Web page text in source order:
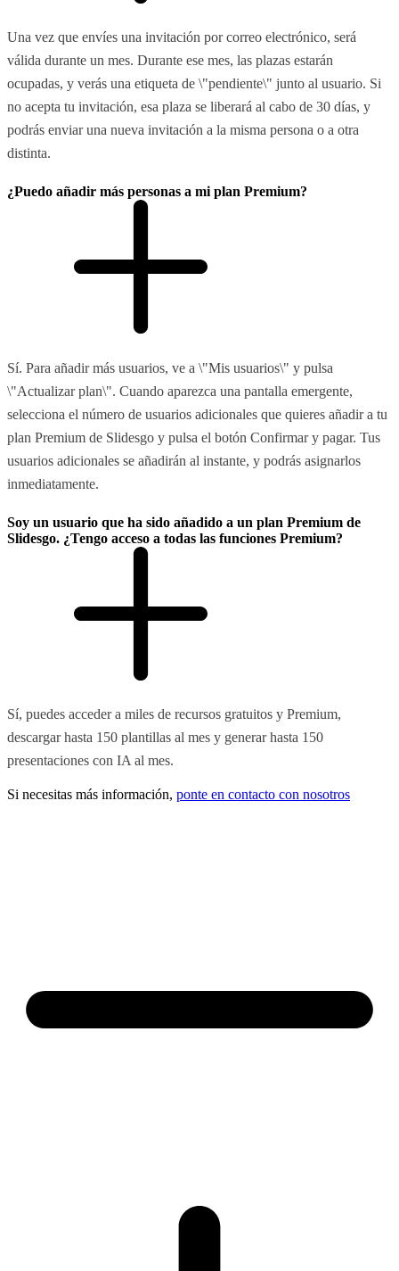
Una vez que envíes una invitación por correo electrónico, será
válida durante un mes. Durante ese mes, las plazas estarán
ocupadas, y verás una etiqueta de \"pendiente\" junto al usuario. Si
no acepta tu invitación, esa plaza se liberará al cabo de 30 días, y
podrás enviar una nueva invitación a la misma persona o a otra
distinta.
¿Puedo añadir más personas a mi plan Premium?
Sí. Para añadir más usuarios, ve a \"Mis usuarios\" y pulsa
\"Actualizar plan\". Cuando aparezca una pantalla emergente,
selecciona el número de usuarios adicionales que quieres añadir a tu
plan Premium de Slidesgo y pulsa el botón Confirmar y pagar. Tus
usuarios adicionales se añadirán al instante, y podrás asignarlos
inmediatamente.
Soy un usuario que ha sido añadido a un plan Premium de
Slidesgo. ¿Tengo acceso a todas las funciones Premium?
Sí, puedes acceder a miles de recursos gratuitos y Premium,
descargar hasta 150 plantillas al mes y generar hasta 150
presentaciones con IA al mes.
Si necesitas más información, ponte en contacto con nosotros